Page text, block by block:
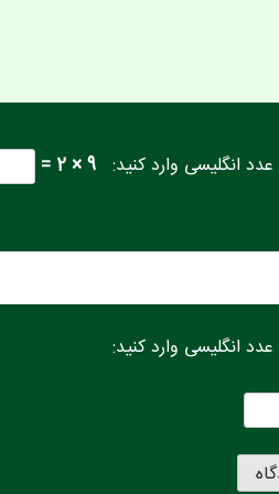
انگلیسی وارد کنید: 9 × 2 =
انگلیسی وارد کنید: